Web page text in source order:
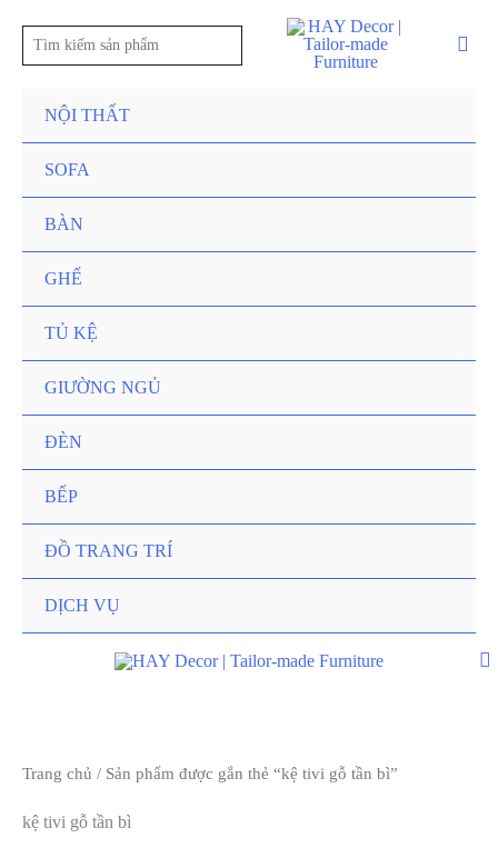
NỘI THẤT
SOFA
BÀN
GHẾ
TỦ KỆ
GIƯỜNG NGỦ
ĐÈN
BẾP
ĐỒ TRANG TRÍ
DỊCH VỤ
Trang chủ / Sản phẩm được gắn thẻ “kệ tivi gỗ tần bì”
kệ tivi gỗ tần bì